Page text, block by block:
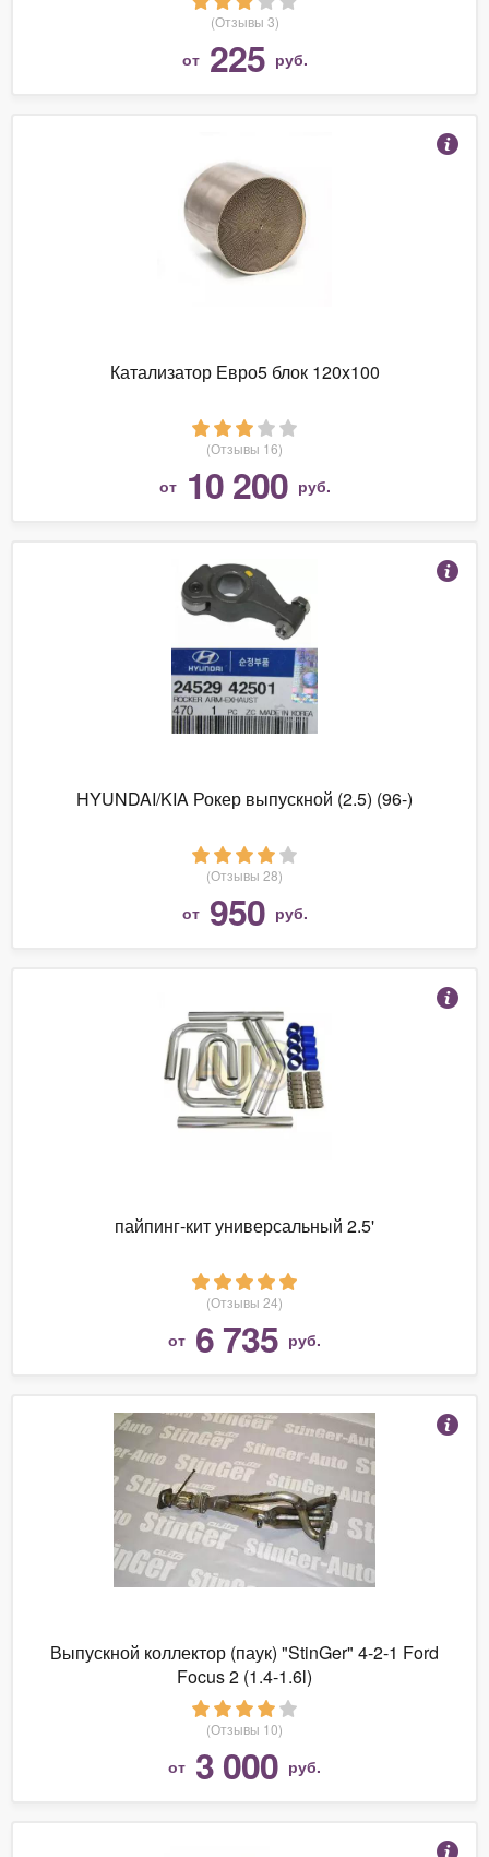
(Отзывы 3)
от 225 руб.
Катализатор Евро5 блок 120x100
(Отзывы 16)
от 10 200 руб.
HYUNDAI/KIA Рокер выпускной (2.5) (96-)
(Отзывы 28)
от 950 руб.
пайпинг-кит универсальный 2.5'
(Отзывы 24)
от 6 735 руб.
Выпускной коллектор (паук) "StinGer" 4-2-1 Ford
Focus 2 (1.4-1.6l)
(Отзывы 10)
от 3 000 руб.